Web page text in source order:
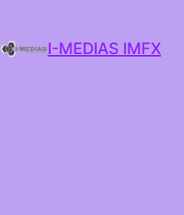
I-MEDIAS IMFX